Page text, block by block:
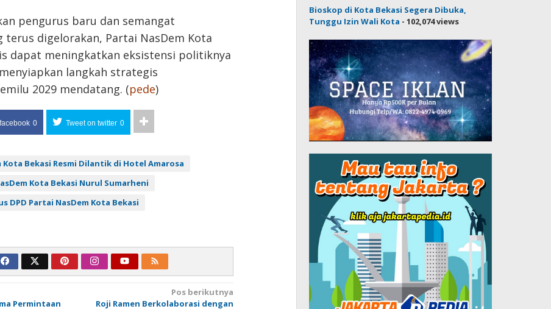
pengurus baru dan semangat
terus digelorakan, Partai NasDem Kota
dapat meningkatkan eksistensi politiknya
langkah strategis
2029 mendatang. (pede)
0 Tweet on twitter 0
Kota Bekasi Resmi Dilantik di Hotel Amarosa
Kota Bekasi Nurul Sumarheni
DPD Partai NasDem Kota Bekasi
Permintaan
Pos berikutnya
Roji Ramen Berkolaborasi dengan
Bioskop di Kota Bekasi Segera Dibuka,
Tunggu Izin Wali Kota - 102,074 views